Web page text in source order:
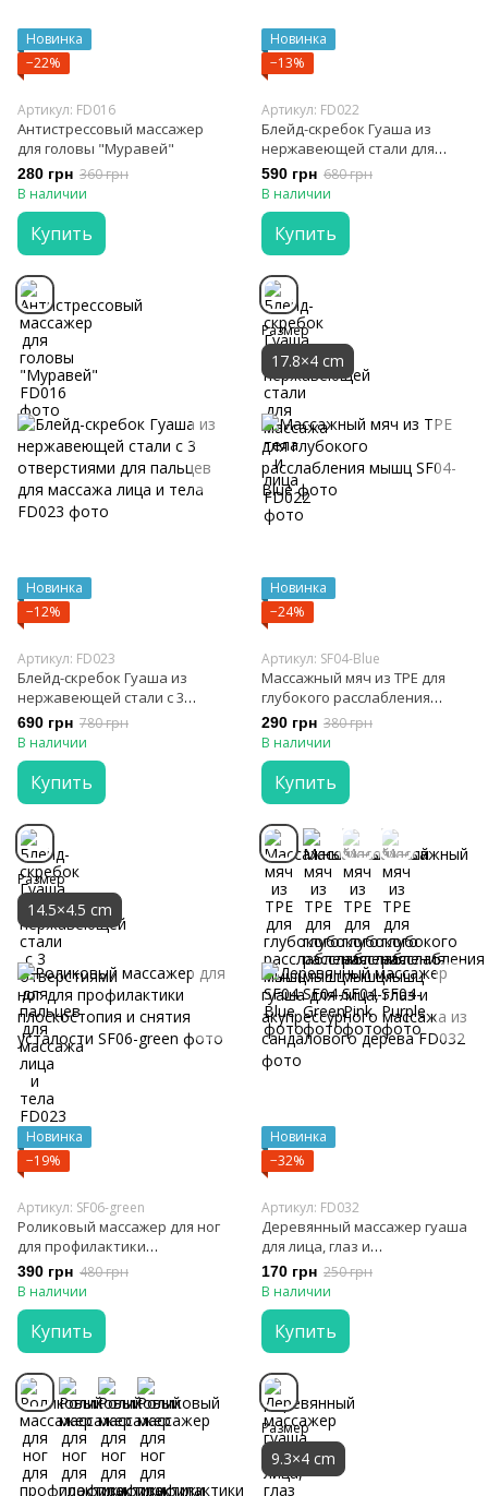
Новинка
−22%
Артикул: FD016
Антистрессовый массажер
для головы "Муравей"
280 грн 360 грн
В наличии
Купить
Новинка
−13%
Артикул: FD022
Блейд-скребок Гуаша из
нержавеющей стали для
массажа тела и лица
590 грн 680 грн
В наличии
Купить
Размер
17.8×4 cm
Новинка
−12%
Артикул: FD023
Блейд-скребок Гуаша из
нержавеющей стали с 3
отверстиями для пальцев для
массажа лица и тела
690 грн 780 грн
В наличии
Купить
Размер
14.5×4.5 cm
Новинка
−24%
Артикул: SF04-Blue
Массажный мяч из TPE для
глубокого расслабления
мышц
290 грн 380 грн
В наличии
Купить
Новинка
−19%
Артикул: SF06-green
Роликовый массажер для ног
для профилактики
плоскостопия и снятия
усталости
390 грн 480 грн
В наличии
Купить
Новинка
−32%
Артикул: FD032
Деревянный массажер гуаша
для лица, глаз и
акупрессурного массажа из
сандалового дерева
170 грн 250 грн
В наличии
Купить
Размер
9.3×4 cm